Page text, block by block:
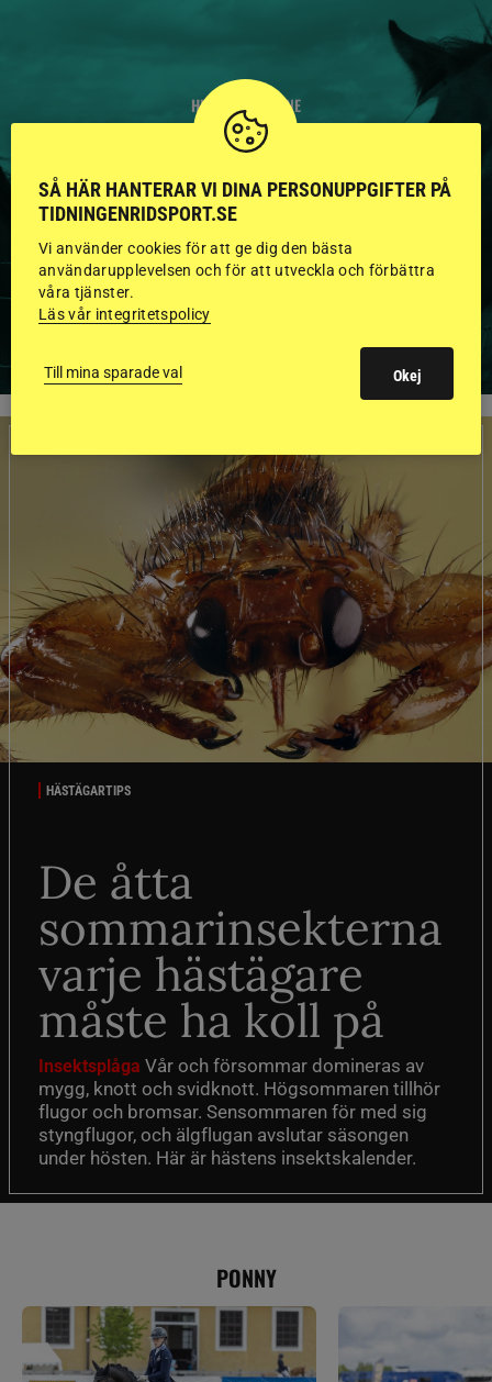
HINGSTAR ONLINE
GODKÄNDA HINGSTAR I
FLERA KATEGORIER MED
BILDER OCH FAKTA
VISA ALLA HINGSTAR
HÄSTÄGARTIPS
De åtta
sommarinsekterna
varje hästägare
måste ha koll på
Insektsplåga Vår och försommar domineras av
mygg, knott och svidknott. Högsommaren tillhör
flugor och bromsar. Sensommaren för med sig
styngflugor, och älgflugan avslutar säsongen
under hösten. Här är hästens insektskalender.
PONNY
SÅ HÄR HANTERAR VI DINA PERSONUPPGIFTER PÅ
TIDNINGENRIDSPORT.SE
Vi använder cookies för att ge dig den bästa
användarupplevelsen och för att utveckla och förbättra
våra tjänster.
Läs vår integritetspolicy
Till mina sparade val Okej